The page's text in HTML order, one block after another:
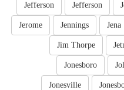
Jefferson
Jefferson
Jena
Jennings
Jerome
Jim Thorpe
Jonesboro
Jonesville